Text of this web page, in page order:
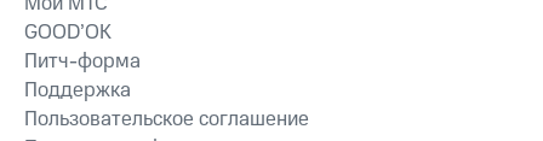
GOOD’OK
Питч-форма
Поддержка
Пользовательское соглашение